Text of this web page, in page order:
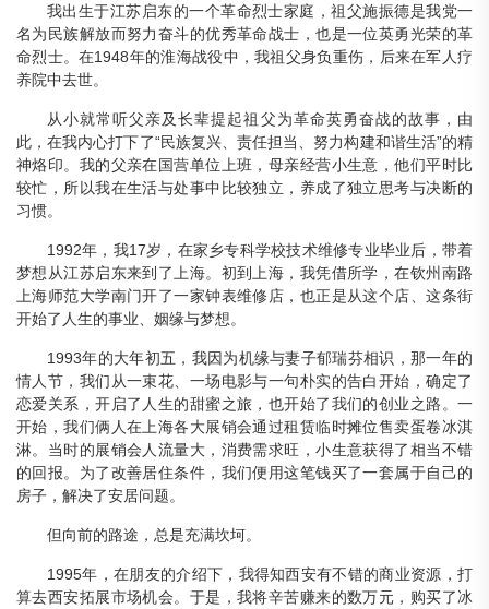
我出生于江苏启东的一个革命烈士家庭，祖父施振德是我党一
名为民族解放而努力奋斗的优秀革命战士，也是一位英勇光荣的革
命烈士。在1948年的淮海战役中，我祖父身负重伤，后来在军人疗
养院中去世。
从小就常听父亲及长辈提起祖父为革命英勇奋战的故事，由
此，在我内心打下了“民族复兴、责任担当、努力构建和谐生活”的精
神烙印。我的父亲在国营单位上班，母亲经营小生意，他们平时比
较忙，所以我在生活与处事中比较独立，养成了独立思考与决断的
习惯。
1992年，我17岁，在家乡专科学校技术维修专业毕业后，带着
梦想从江苏启东来到了上海。初到上海，我凭借所学，在钦州南路
上海师范大学南门开了一家钟表维修店，也正是从这个店、这条街
开始了人生的事业、姻缘与梦想。
1993年的大年初五，我因为机缘与妻子郁瑞芬相识，那一年的
情人节，我们从一束花、一场电影与一句朴实的告白开始，确定了
恋爱关系，开启了人生的甜蜜之旅，也开始了我们的创业之路。一
开始，我们俩人在上海各大展销会通过租赁临时摊位售卖蛋卷冰淇
淋。当时的展销会人流量大，消费需求旺，小生意获得了相当不错
的回报。为了改善居住条件，我们便用这笔钱买了一套属于自己的
房子，解决了安居问题。
但向前的路途，总是充满坎坷。
1995年，在朋友的介绍下，我得知西安有不错的商业资源，打
算去西安拓展市场机会。于是，我将辛苦赚来的数万元，购买了冰